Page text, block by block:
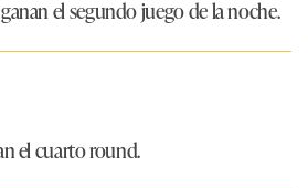
el segundo juego de la noche.
el cuarto round.